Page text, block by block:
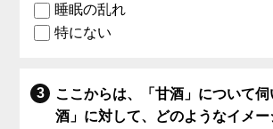
睡眠の乱れ
特にない
ここからは、「甘酒」について
酒」に対して、どのようなイメ